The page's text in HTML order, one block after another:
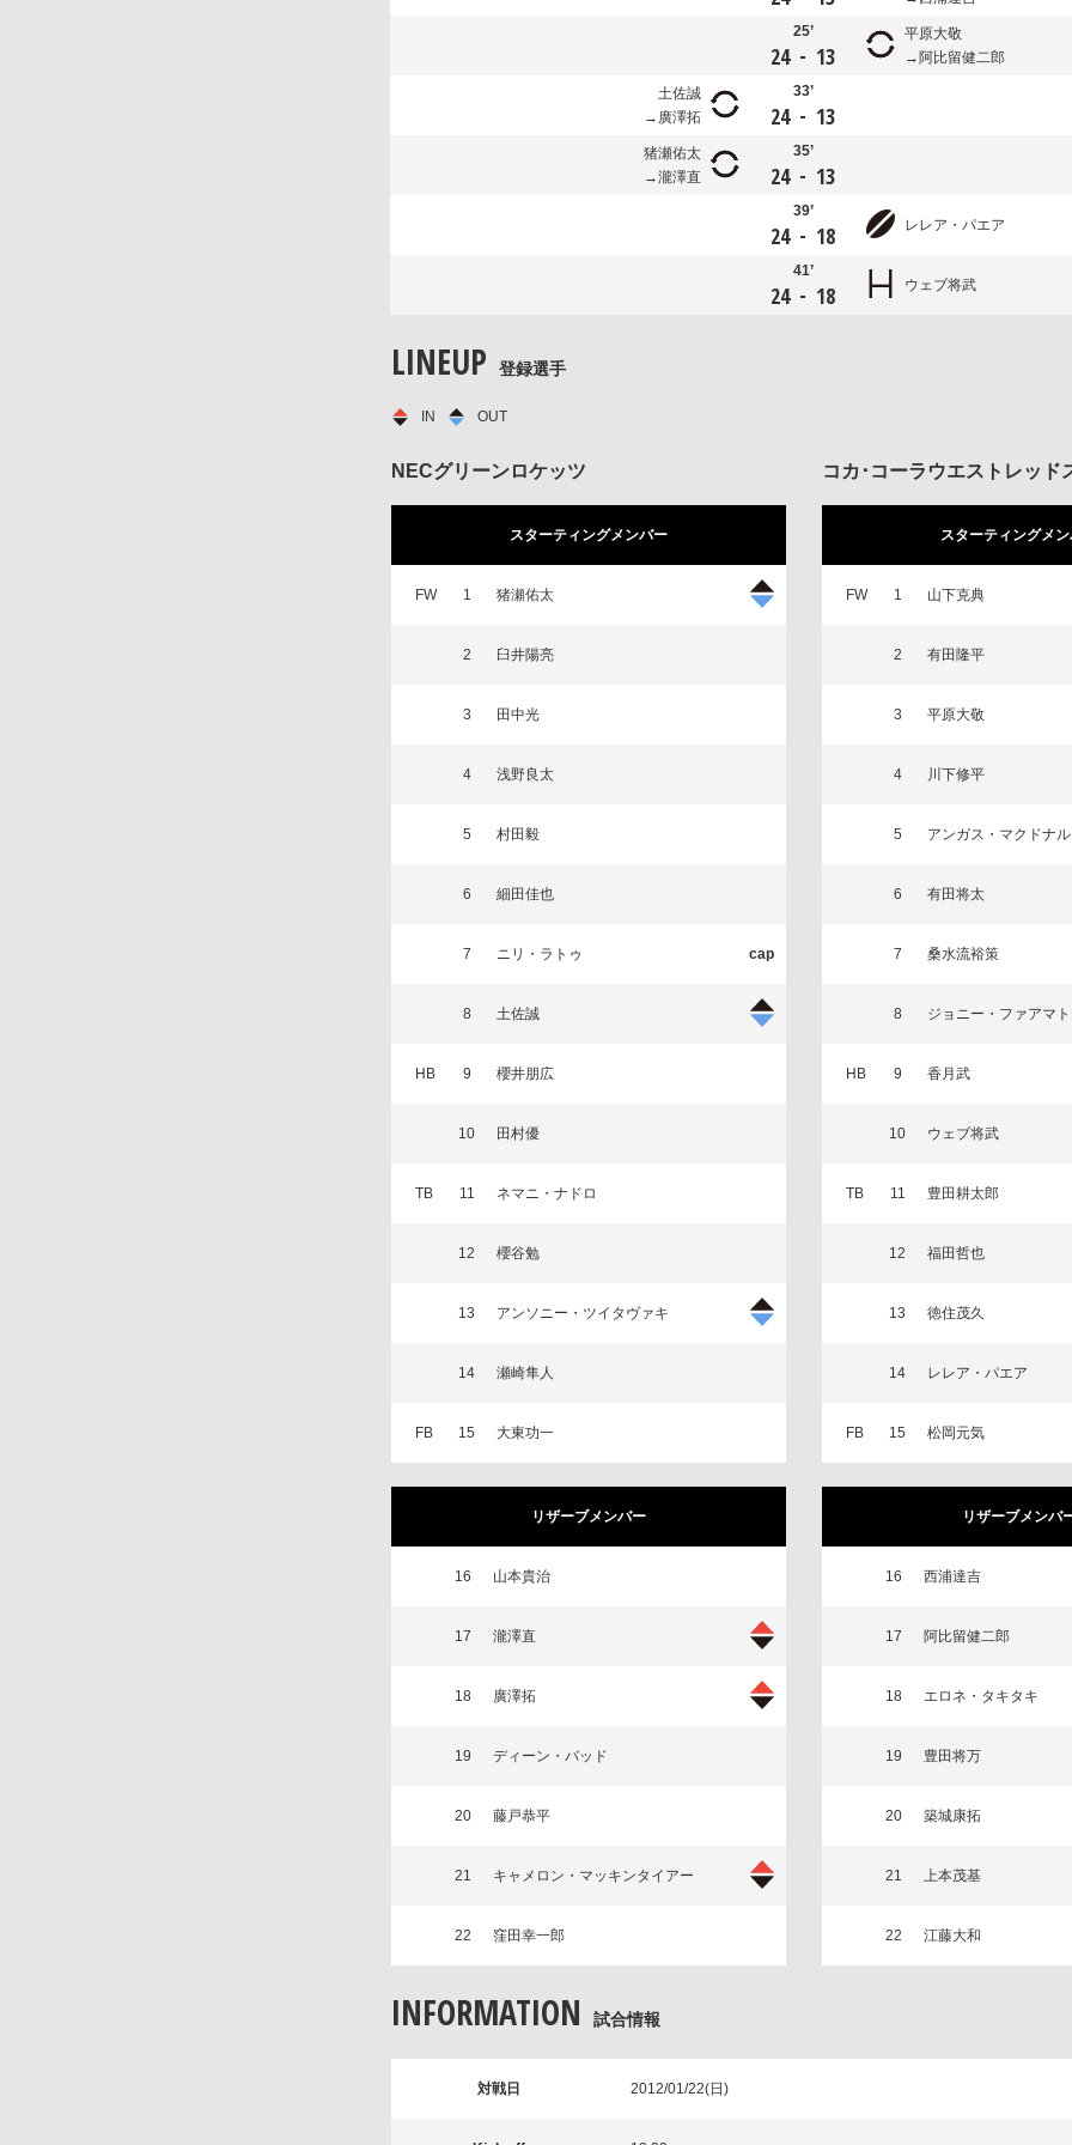
25’
24 - 13
平原大敬
阿比留健二郎
土佐誠
廣澤拓
33’
24 - 13
猪瀬佑太
瀧澤直
35’
24 - 13
39’
24 - 18 レレア・パエア
41’
24 - 18 ウェブ将武
LINEUP 登録選手
IN OUT
NECグリーンロケッツ
スターティングメンバー
FW 1 猪瀬佑太
2 臼井陽亮
3 田中光
4 浅野良太
5 村田毅
6 細田佳也
7 ニリ・ラトゥ
8 土佐誠
HB 9 櫻井朋広
10 田村優
TB 11 ネマニ・ナドロ
12 櫻谷勉
13 アンソニー・ツイタヴァキ
14 瀬崎隼人
FB 15 大東功一
リザーブメンバー
16 山本貴治
17 瀧澤直
18 廣澤拓
19 ディーン・バッド
20 藤戸恭平
21 キャメロン・マッキンタイアー
22 窪田幸一郎
コカ･コーラウエストレッド
スターティングメ
FW 1 山下克典
2 有田隆平
3 平原大敬
4 川下修平
5 アンガス・マクドナ
6 有田将太
7 桑水流裕策
8 ジョニー・ファアマ
HB 9 香月武
10 ウェブ将武
TB 11 豊田耕太郎
12 福田哲也
13 徳住茂久
14 レレア・パエア
FB 15 松岡元気
リザーブメンバ
16 西浦達吉
17 阿比留健二郎
18 エロネ・タキタキ
19 豊田将万
20 築城康拓
21 上本茂基
22 江藤大和
INFORMATION 試合情報
対戦日 2012/01/22(日)